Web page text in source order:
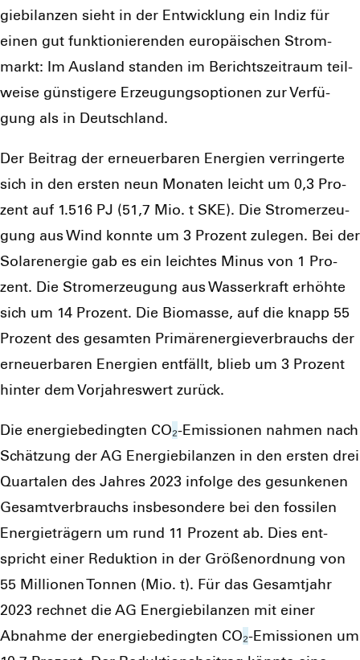
gie­bi­lan­zen sieht in der Ent­wick­lung ein Indiz für
einen gut funk­tio­nie­ren­den euro­päi­schen Strom­
markt: Im Aus­land stan­den im Berichts­zeit­raum teil­
wei­se güns­ti­ge­re Erzeu­gungs­op­tio­nen zur Ver­fü­
gung als in Deutsch­land.
Der Bei­trag der erneu­er­ba­ren Ener­gien ver­rin­ger­te
sich in den ers­ten neun Mona­ten leicht um 0,3 Pro­
zent auf 1.516 PJ (51,7 Mio. t SKE). Die Strom­erzeu­
gung aus Wind konn­te um 3 Pro­zent zule­gen. Bei der
Solar­ener­gie gab es ein leich­tes Minus von 1 Pro­
zent. Die Strom­erzeu­gung aus Was­ser­kraft erhöh­te
sich um 14 Pro­zent. Die Bio­mas­se, auf die knapp 55
Pro­zent des gesam­ten Pri­mär­ener­gie­ver­brauchs der
erneu­er­ba­ren Ener­gien ent­fällt, blieb um 3 Pro­zent
hin­ter dem Vor­jah­res­wert zurück.
Die ener­gie­be­ding­ten CO₂-Emis­sio­nen nah­men nach
Schät­zung der AG Ener­gie­bi­lan­zen in den ers­ten drei
Quar­ta­len des Jah­res 2023 infol­ge des gesun­ke­nen
Gesamt­ver­brauchs ins­be­son­de­re bei den fos­si­len
Ener­gie­trä­gern um rund 11 Pro­zent ab. Dies ent­
spricht einer Reduk­ti­on in der Grö­ßen­ord­nung von
55 Mil­lio­nen Ton­nen (Mio. t). Für das Gesamt­jahr
2023 rech­net die AG Ener­gie­bi­lan­zen mit einer
Abnah­me der ener­gie­be­ding­ten CO₂-Emis­sio­nen um